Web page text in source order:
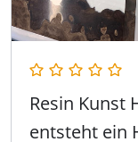
Resin Kunst
entsteht ein